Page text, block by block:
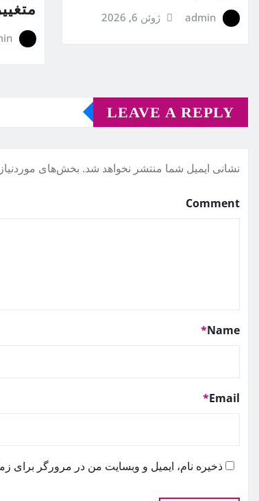
admin ژوئن 6, 2026
LEAVE A REPLY
نشانی ایمیل شما منتشر نخواهد شد. بخش‌های
Comment
Name
*
Email
*
ذخیره نام، ایمیل و وبسایت من در مرورگر برای